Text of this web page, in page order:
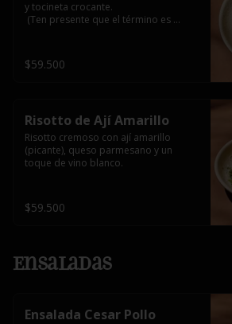
y tocineta crocante.
(Ten presente que el término es
generar notas amargas por el carbón
activado que lo recubre)
$59.500
Risotto de Ají Amarillo
Risotto cremoso con ají amarillo
(picante), queso parmesano y un
toque de vino blanco.
$59.500
Ensaladas
Ensalada Cesar Pollo